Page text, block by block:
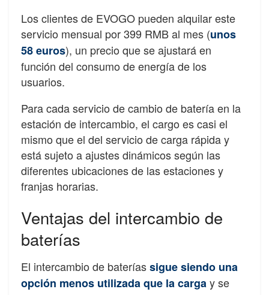
Los clientes de EVOGO pueden alquilar este
servicio mensual por 399 RMB al mes (unos
58 euros), un precio que se ajustará en
función del consumo de energía de los
usuarios.
Para cada servicio de cambio de batería en la
estación de intercambio, el cargo es casi el
mismo que el del servicio de carga rápida y
está sujeto a ajustes dinámicos según las
diferentes ubicaciones de las estaciones y
franjas horarias.
Ventajas del intercambio de
baterías
El intercambio de bateríassigue siendo una
opción menos utilizada que la cargay se